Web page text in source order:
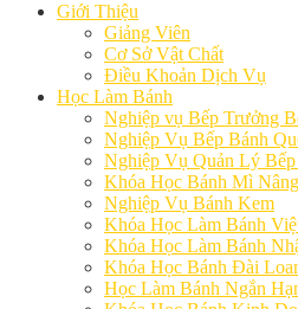
Giới Thiệu
Giảng Viên
Cơ Sở Vật Chất
Điều Khoản Dịch Vụ
Học Làm Bánh
Nghiệp vụ Bếp Trưởng
Nghiệp Vụ Bếp Bánh
Nghiệp Vụ Quản Lý
Khóa Học Bánh Mì
Nghiệp Vụ Bánh Kem
Khóa Học Làm Bánh
Khóa Học Làm Bánh
Khóa Học Bánh Đài
Học Làm Bánh Ngắn